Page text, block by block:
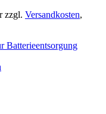
zzgl. Versandkosten,
Batterieentsorgung